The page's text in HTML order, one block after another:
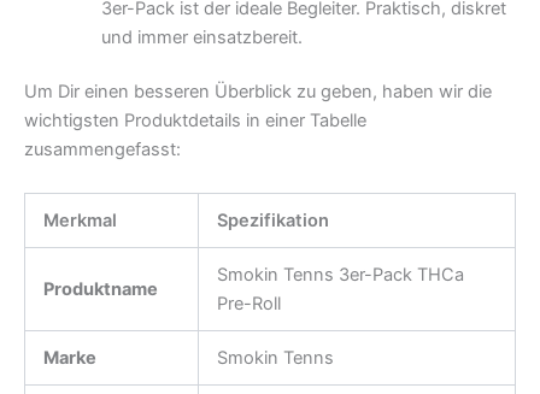
3er-Pack ist der ideale Begleiter. Praktisch, diskret
und immer einsatzbereit.
Um Dir einen besseren Überblick zu geben, haben wir die
wichtigsten Produktdetails in einer Tabelle
zusammengefasst:
Merkmal Spezifikation
Produktname
Smokin Tenns 3er-Pack THCa
Pre-Roll
Marke Smokin Tenns